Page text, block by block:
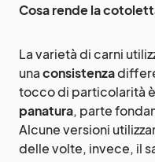
Cosa rende la
La varietà di carni
unaconsistenza
tocco di particolarità
panatura, parte
Alcune versioni
delle volte, invece, il